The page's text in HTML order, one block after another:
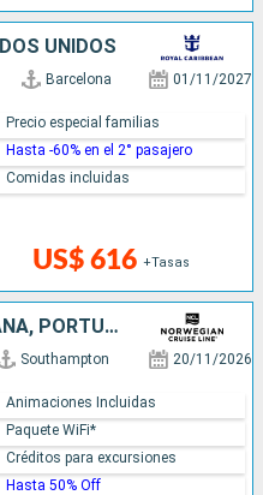
UNIDOS
Barcelona 01/11/2027
US$ 616 +Tasas
Precio especial familias
Hasta -60% en el 2° pasajero
Comidas incluidas
REINO UNIDO, FRANCIA, ESPAÑA, PORTUGAL, BAHAMAS, ESTADOS UNIDOS
Southampton 20/11/2026
Animaciones Incluidas
Paquete WiFi*
Créditos para excursiones
Hasta 50% Off